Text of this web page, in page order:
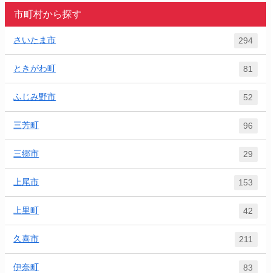
市町村から探す
さいたま市 294
ときがわ町 81
ふじみ野市 52
三芳町 96
三郷市 29
上尾市 153
上里町 42
久喜市 211
伊奈町 83